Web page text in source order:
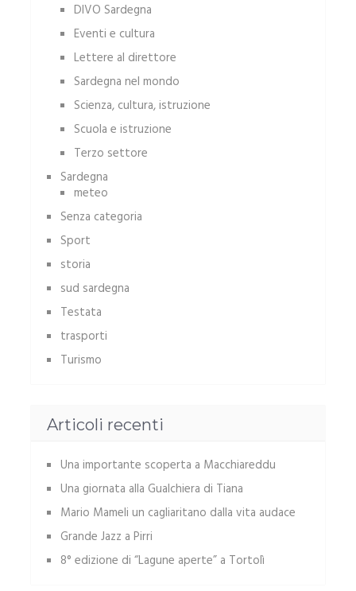
DIVO Sardegna
Eventi e cultura
Lettere al direttore
Sardegna nel mondo
Scienza, cultura, istruzione
Scuola e istruzione
Terzo settore
Sardegna
meteo
Senza categoria
Sport
storia
sud sardegna
Testata
trasporti
Turismo
Articoli recenti
Una importante scoperta a Macchiareddu
Una giornata alla Gualchiera di Tiana
Mario Mameli un cagliaritano dalla vita audace
Grande Jazz a Pirri
8° edizione di “Lagune aperte” a Tortolì